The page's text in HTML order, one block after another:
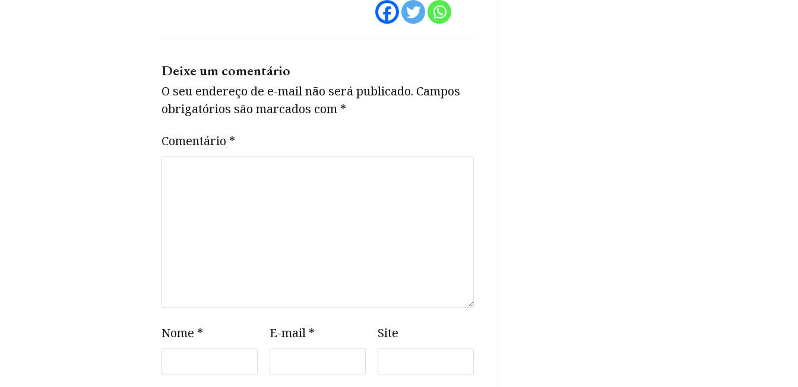
Deixe um comentário
O seu endereço de e-mail não será publicado. Campos
obrigatórios são marcados com *
Comentário *
Nome * E-mail * Site